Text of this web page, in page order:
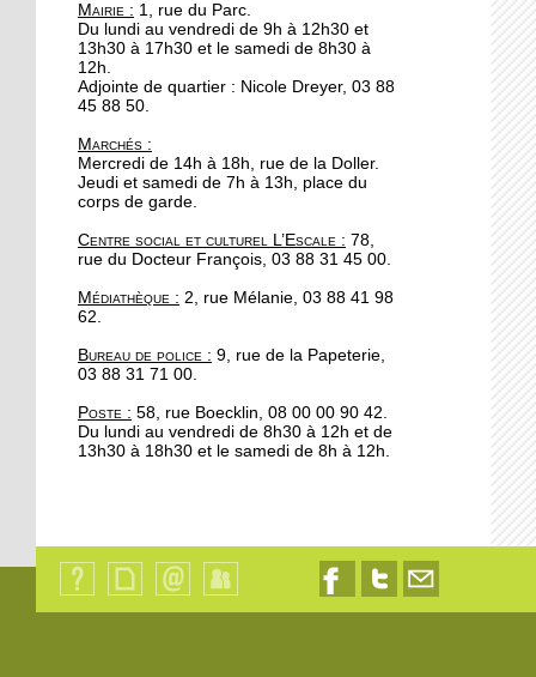
" Y a pas d'âge pour le
yoga !"
17 octobre 2017
portée de main
17 octobre 2017
Se redresser grâce au
Parcours
Automne fleuri pour les
commerces à la
Robertsau
13 octobre 2017
13 octobre 2017
Apéro Compost à l'Escale
Mairie : 1, rue du Parc.
Du lundi au vendredi de 9h à 12h30 et
13h30 à 17h30 et le samedi de 8h30 à
12h.
Adjointe de quartier : Nicole Dreyer, 03 88
45 88 50.
Marchés :
Mercredi de 14h à 18h, rue de la Doller.
Jeudi et samedi de 7h à 13h, place du
corps de garde.
Centre social et culturel L’Escale : 78,
rue du Docteur François, 03 88 31 45 00.
Médiathèque : 2, rue Mélanie, 03 88 41 98
62.
Bureau de police : 9, rue de la Papeterie,
03 88 31 71 00.
Poste : 58, rue Boecklin, 08 00 00 90 42.
Du lundi au vendredi de 8h30 à 12h et de
13h30 à 18h30 et le samedi de 8h à 12h.